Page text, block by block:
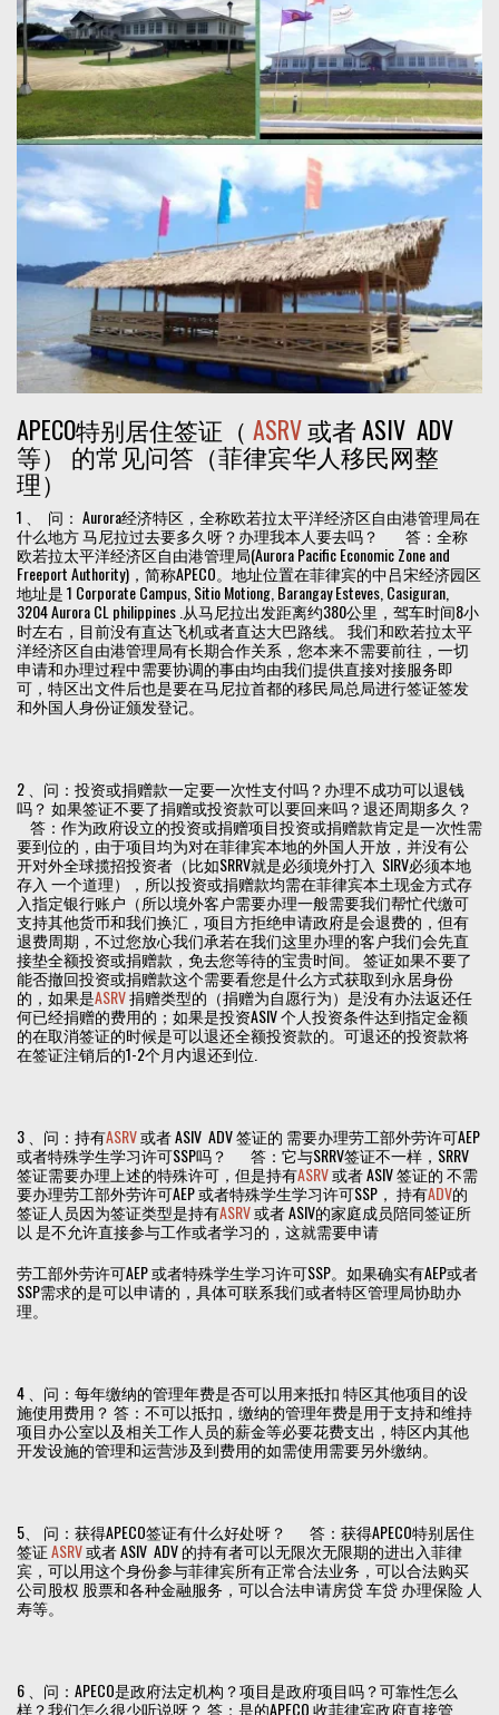
APECO特别居住签证（ ASRV或者 ASIV ADV
等） 的常见问答（菲律宾华人移民网整
理）
1 、 问： Aurora经济特区，全称欧若拉太平洋经济区自由港管理局在
什么地方 马尼拉过去要多久呀？办理我本人要去吗？ 答：全称
欧若拉太平洋经济区自由港管理局(Aurora Pacific Economic Zone and
Freeport Authority)，简称APECO。地址位置在菲律宾的中吕宋经济园区
地址是 1 Corporate Campus, Sitio Motiong, Barangay Esteves, Casiguran,
3204 Aurora CL philippines .从马尼拉出发距离约380公里，驾车时间8小
时左右，目前没有直达飞机或者直达大巴路线。 我们和欧若拉太平
洋经济区自由港管理局有长期合作关系，您本来不需要前往，一切
申请和办理过程中需要协调的事由均由我们提供直接对接服务即
可，特区出文件后也是要在马尼拉首都的移民局总局进行签证签发
和外国人身份证颁发登记。
2 、问：投资或捐赠款一定要一次性支付吗？办理不成功可以退钱
吗？ 如果签证不要了捐赠或投资款可以要回来吗？退还周期多久？
答：作为政府设立的投资或捐赠项目投资或捐赠款肯定是一次性需
要到位的，由于项目均为对在菲律宾本地的外国人开放，并没有公
开对外全球揽招投资者（比如SRRV就是必须境外打入 SIRV必须本地
存入 一个道理），所以投资或捐赠款均需在菲律宾本土现金方式存
入指定银行账户（所以境外客户需要办理一般需要我们帮忙代缴可
支持其他货币和我们换汇，项目方拒绝申请政府是会退费的，但有
退费周期，不过您放心我们承若在我们这里办理的客户我们会先直
接垫全额投资或捐赠款，免去您等待的宝贵时间。 签证如果不要了
能否撤回投资或捐赠款这个需要看您是什么方式获取到永居身份
的，如果是ASRV捐赠类型的（捐赠为自愿行为）是没有办法返还任
何已经捐赠的费用的；如果是投资ASIV 个人投资条件达到指定金额
的在取消签证的时候是可以退还全额投资款的。可退还的投资款将
在签证注销后的1-2个月内退还到位.
3 、问：持有ASRV或者 ASIV ADV 签证的 需要办理劳工部外劳许可AEP
或者特殊学生学习许可SSP吗？ 答：它与SRRV签证不一样，SRRV
签证需要办理上述的特殊许可，但是持有ASRV或者 ASIV 签证的 不需
要办理劳工部外劳许可AEP 或者特殊学生学习许可SSP， 持有ADV的
签证人员因为签证类型是持有ASRV或者 ASIV的家庭成员陪同签证所
以 是不允许直接参与工作或者学习的，这就需要申请
劳工部外劳许可AEP 或者特殊学生学习许可SSP。如果确实有AEP或者
SSP需求的是可以申请的，具体可联系我们或者特区管理局协助办
理。
4 、问：每年缴纳的管理年费是否可以用来抵扣 特区其他项目的设
施使用费用？ 答：不可以抵扣，缴纳的管理年费是用于支持和维持
项目办公室以及相关工作人员的薪金等必要花费支出，特区内其他
开发设施的管理和运营涉及到费用的如需使用需要另外缴纳。
5、 问：获得APECO签证有什么好处呀？ 答：获得APECO特别居住
签证ASRV或者 ASIV ADV 的持有者可以无限次无限期的进出入菲律
宾，可以用这个身份参与菲律宾所有正常合法业务，可以合法购买
公司股权 股票和各种金融服务，可以合法申请房贷 车贷 办理保险 人
寿等。
6 、问：APECO是政府法定机构？项目是政府项目吗？可靠性怎么
样？我们怎么很少听说呀？ 答：是的APECO 收菲律宾政府直接管